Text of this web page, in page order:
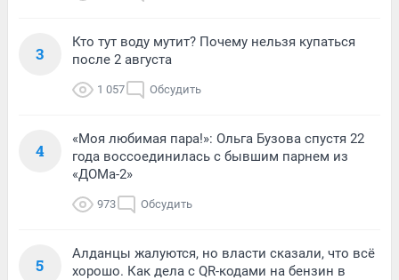
3
Кто тут воду мутит? Почему нельзя купаться
после 2 августа
1 057 Обсудить
4
«Моя любимая пара!»: Ольга Бузова спустя 22
года воссоединилась с бывшим парнем из
«ДОМа-2»
973 Обсудить
5
Алданцы жалуются, но власти сказали, что всё
хорошо. Как дела с QR-кодами на бензин в